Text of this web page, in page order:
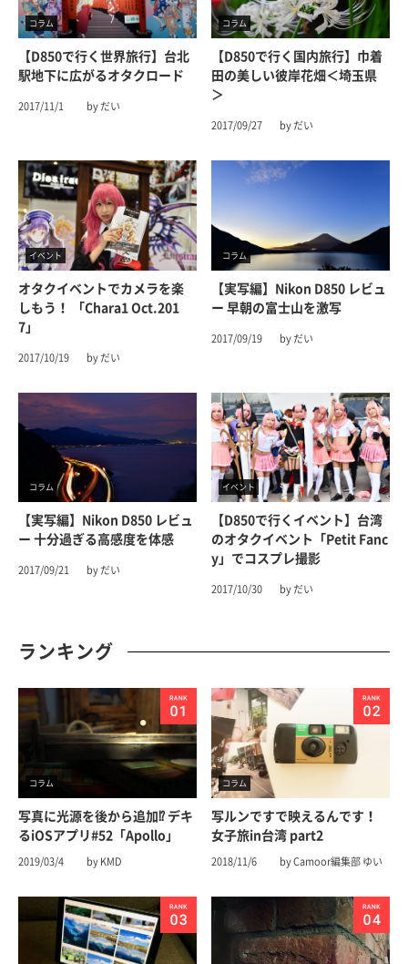
コラム
【D850で行く世界旅行】台北
駅地下に広がるオタクロード
2017/11/1 by だい
コラム
【D850で行く国内旅行】巾着
田の美しい彼岸花畑＜埼玉県
＞
2017/09/27 by だい
イベント
オタクイベントでカメラを楽
しもう！ 「chara1 Oct.201
7」
2017/10/19 by だい
コラム
【実写編】Nikon D850 レビュ
ー 早朝の富士山を激写
2017/09/19 by だい
コラム
【実写編】Nikon D850 レビュ
ー 十分過ぎる高感度を体感
2017/09/21 by だい
イベント
【D850で行くイベント】台湾
のオタクイベント「Petit Fanc
Y」でコスプレ撮影
2017/10/30 by だい
ランキング
コラム
写真に光源を後から追加⁉︎ デキ
るiOSアプリ#52「Apollo」
2019/03/4 by KMD
コラム
写ルンですで映えるんです！
女子旅in台湾 part2
2018/11/6 by Camoor編集部 ゆい